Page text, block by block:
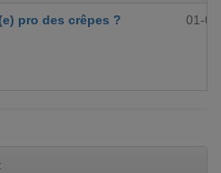
pro des crêpes ? 01-